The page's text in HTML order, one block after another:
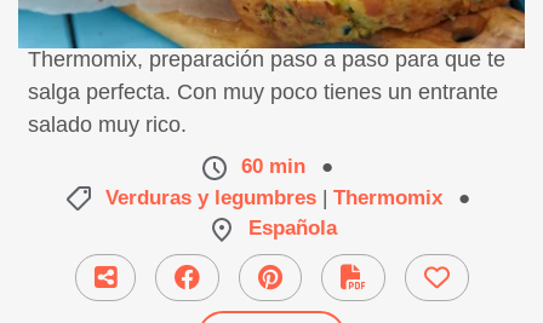
Receta de bizcocho de calabacín y queso con
Thermomix, preparación paso a paso para que te
salga perfecta. Con muy poco tienes un entrante
salado muy rico.
60 min
●
Verduras y legumbres | Thermomix
●
Española